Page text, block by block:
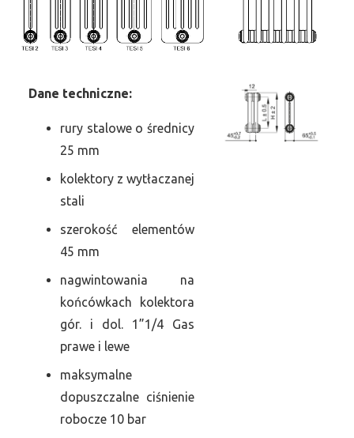
Dane techniczne:
rury stalowe o średnicy
25 mm
kolektory z wytłaczanej
stali
szerokość elementów
45 mm
nagwintowania na
końcówkach kolektora
gór. i dol. 1”1/4 Gas
prawe i lewe
maksymalne
dopuszczalne ciśnienie
robocze 10 bar